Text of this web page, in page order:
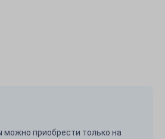
можно приобрести только на